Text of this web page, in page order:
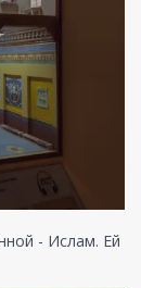
- Ислам. Ей